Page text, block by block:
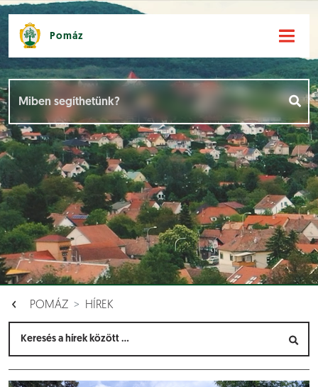
Pomáz
POMÁZ HÍREK
Események []
Dokumentumok [ ]
Aloldalak []